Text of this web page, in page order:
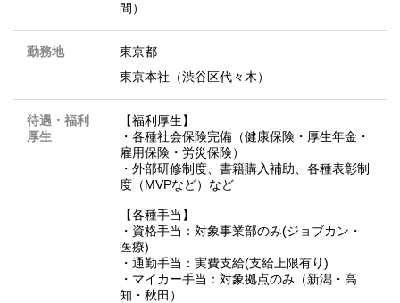
間）
勤務地
東京都
東京本社（渋谷区代々木）
待遇・福利
厚生
【福利厚生】
・各種社会保険完備（健康保険・厚生年金・
雇用保険・労災保険）
・外部研修制度、書籍購入補助、各種表彰制
度（MVPなど）など
【各種手当】
・資格手当：対象事業部のみ(ジョブカン・
医療)
・通勤手当：実費支給(支給上限有り)
・マイカー手当：対象拠点のみ（新潟・高
知・秋田）